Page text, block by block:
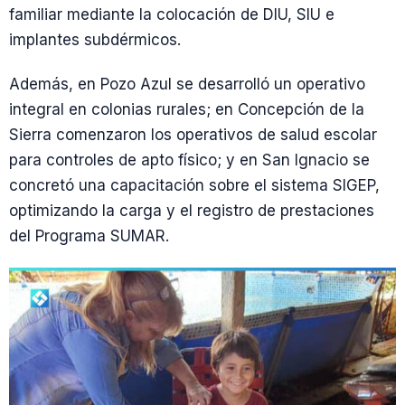
familiar mediante la colocación de DIU, SIU e
implantes subdérmicos.
Además, en Pozo Azul se desarrolló un operativo
integral en colonias rurales; en Concepción de la
Sierra comenzaron los operativos de salud escolar
para controles de apto físico; y en San Ignacio se
concretó una capacitación sobre el sistema SIGEP,
optimizando la carga y el registro de prestaciones
del Programa SUMAR.